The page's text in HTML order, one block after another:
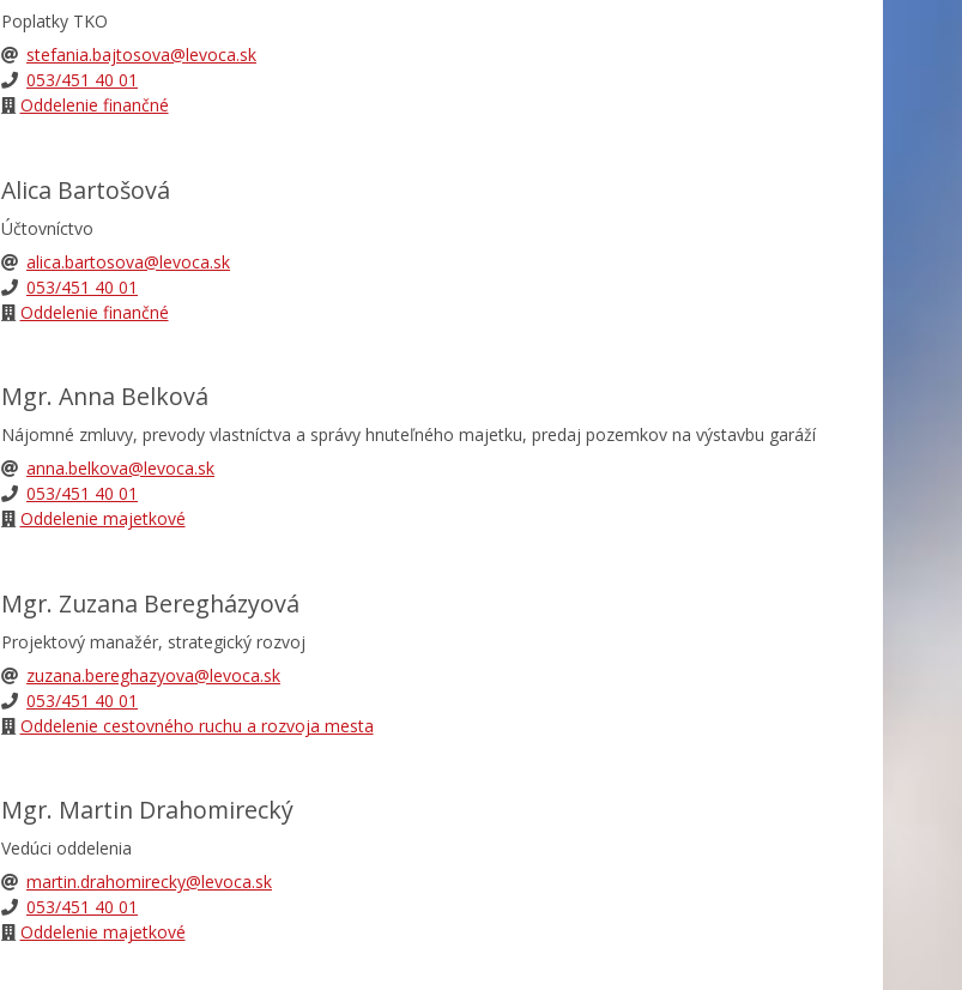
Poplatky TKO
stefania.bajtosova@levoca.sk
053/451 40 01
Oddelenie finančné
Alica Bartošová
Účtovníctvo
alica.bartosova@levoca.sk
053/451 40 01
Oddelenie finančné
Mgr. Anna Belková
Nájomné zmluvy, prevody vlastníctva a správy hnuteľného majetku, predaj pozemkov na výstavbu garáží
anna.belkova@levoca.sk
053/451 40 01
Oddelenie majetkové
Mgr. Zuzana Beregházyová
Projektový manažér, strategický rozvoj
zuzana.bereghazyova@levoca.sk
053/451 40 01
Oddelenie cestovného ruchu a rozvoja mesta
Mgr. Martin Drahomirecký
Vedúci oddelenia
martin.drahomirecky@levoca.sk
053/451 40 01
Oddelenie majetkové